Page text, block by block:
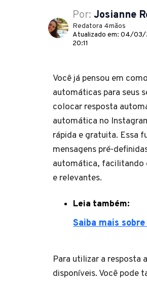
Por: Josianne
Redatora 4mãos
Atualizado em: 04/
20:11
Você já pensou em
automáticas para seus
colocar resposta
automática no
rápida e gratuita. Essa
mensagens pré-
automática, facilitando
e relevantes.
Leia também:
Saiba mais
Para utilizar a resposta
disponíveis. Você